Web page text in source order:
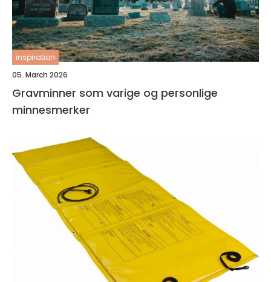
inspiration
05. March 2026
Gravminner som varige og personlige
minnesmerker